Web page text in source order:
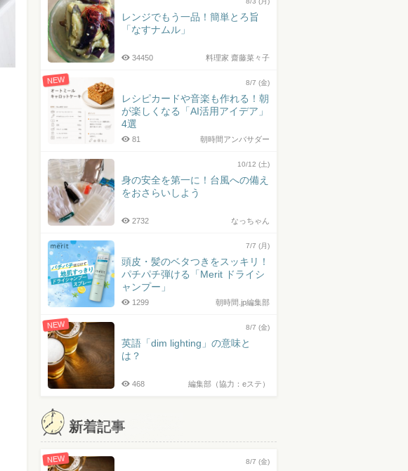
レンジでもう一品！簡単とろ旨
「なすナムル」
料理家 齋藤菜々子
34450
NEW 8/7 (金)
レシピカードや音楽も作れる！朝
が楽しくなる「AI活用アイデア」
4選
朝時間アンバサダー
81
10/12 (土)
身の安全を第一に！台風への備え
をおさらいしよう
なっちゃん
2732
7/7 (月)
頭皮・髪のベタつきをスッキリ！
パチパチ弾ける「Merit ドライシ
ャンプー」
朝時間.jp編集部
1299
NEW 8/7 (金)
英語「dim lighting」の意味と
は？
編集部（協力：eステ）
468
新着記事
NEW 8/7 (金)